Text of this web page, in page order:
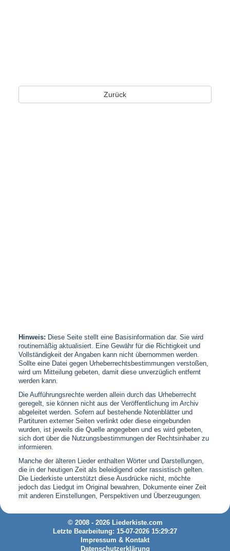
Zurück
Hinweis: Diese Seite stellt eine Basisinformation dar. Sie wird
routinemäßig aktualisiert. Eine Gewähr für die Richtigkeit und
Vollständigkeit der Angaben kann nicht übernommen werden.
Sollte eine Datei gegen Urheberrechtsbestimmungen verstoßen,
wird um Mitteilung gebeten, damit diese unverzüglich entfernt
werden kann.
Die Aufführungsrechte werden allein durch das Urheberrecht
geregelt, sie können nicht aus der Veröffentlichung im Archiv
abgeleitet werden. Sofern auf bestehende Notenblätter und
Partituren externer Seiten verlinkt oder diese eingebunden
wurden, ist jeweils die Quelle angegeben und es wird gebeten,
sich dort über die Nutzungsbestimmungen der Rechtsinhaber zu
informieren.
Manche der älteren Lieder enthalten Wörter und Darstellungen,
die in der heutigen Zeit als beleidigend oder rassistisch gelten.
Die Liederkiste unterstützt diese Ausdrücke nicht, möchte
jedoch das Liedgut im Original bewahren, Dokumente einer Zeit
mit anderen Einstellungen, Perspektiven und Überzeugungen.
© 2008 - 2026 Liederkiste.com
Letzte Bearbeitung: 15-07-2026 15:29:27
Impressum & Kontakt
Datenschutzerklärung